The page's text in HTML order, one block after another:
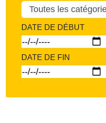
DATE DE DÉBUT
DATE DE FIN